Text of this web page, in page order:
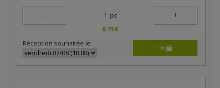
- 1 pc +
8.71€
Réception souhaitée le